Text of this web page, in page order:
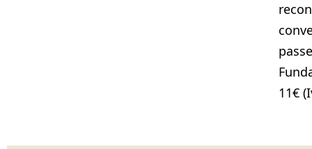
11€